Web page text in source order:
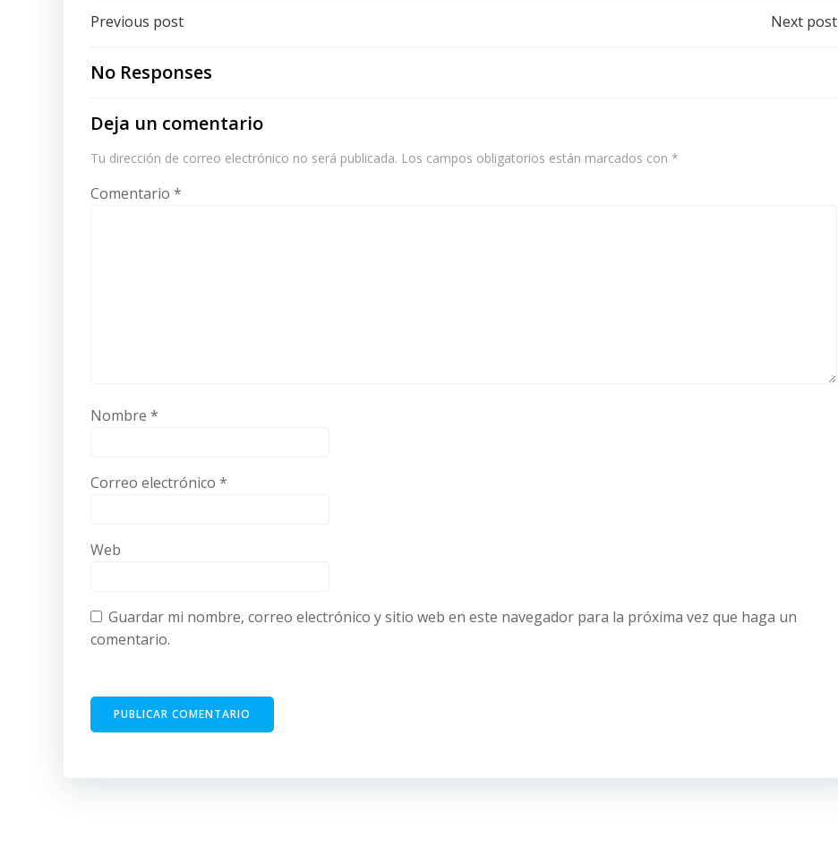
Post
navigation
Previous post Next post
No Responses
Deja un comentario
Tu dirección de correo electrónico no será publicada. Los campos obligatorios están marcados con *
Comentario *
Nombre *
Correo electrónico *
Web
Guardar mi nombre, correo electrónico y sitio web en este navegador para la próxima vez que haga un
comentario.